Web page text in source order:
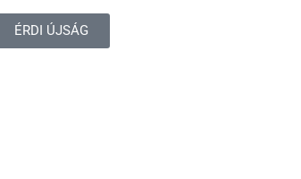
ÉRDI ÚJSÁG